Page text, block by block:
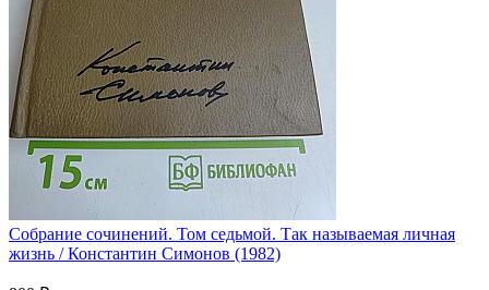
Собрание сочинений. Том седьмой. Так называемая личная
жизнь / Константин Симонов (1982)